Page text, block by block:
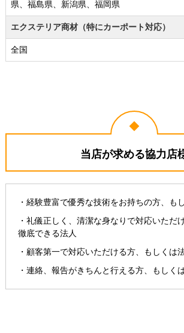
県、福島県、新潟県、福岡県
エクステリア商材（特にカーポート対応）
全国
当店が求める協力店
・経験豊富で優秀な技術をお持ちの方、も
・礼儀正しく、清潔な身なりで対応いただ
徹底できる法人
・顧客第一で対応いただける方、もしくは
・連絡、報告がきちんと行える方、もしく